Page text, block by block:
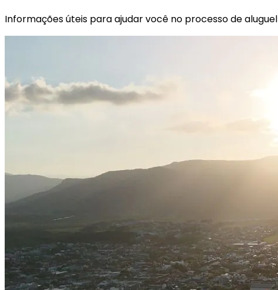
Informações úteis para ajudar você no processo de aluguel